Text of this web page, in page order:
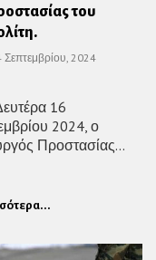
του
Σεπτεμβρίου, 2024
16
2024, ο
Προστασίας...